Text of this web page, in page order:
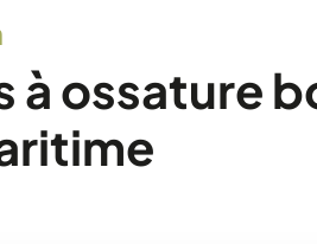
ossature